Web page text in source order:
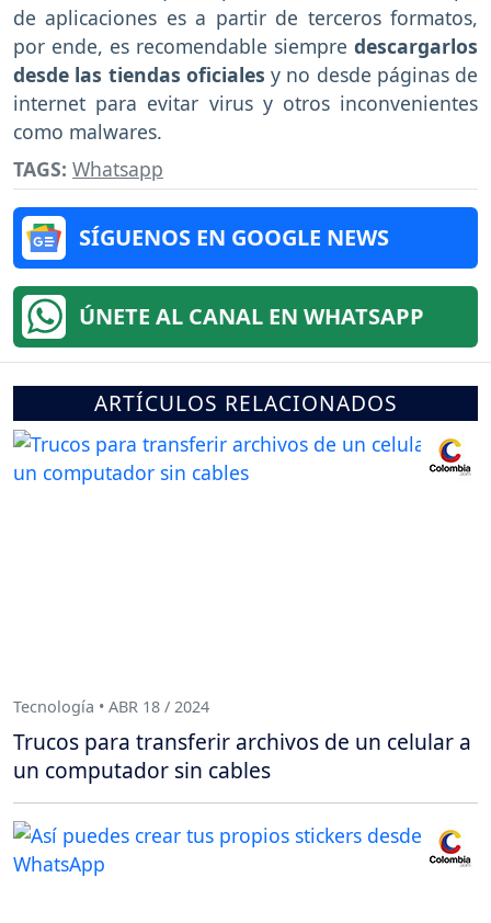
de aplicaciones es a partir de terceros formatos,
por ende, es recomendable siempre descargarlos
desde las tiendas oficiales y no desde páginas de
internet para evitar virus y otros inconvenientes
como malwares.
TAGS: Whatsapp
SÍGUENOS EN GOOGLE NEWS
ÚNETE AL CANAL EN WHATSAPP
ARTÍCULOS RELACIONADOS
Tecnología • ABR 18 / 2024
Trucos para transferir archivos de un celular a
un computador sin cables